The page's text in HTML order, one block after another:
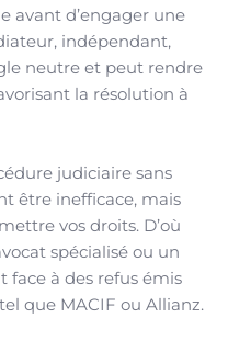
avant d’engager une
indépendant,
neutre et peut rendre
la résolution à
judiciaire sans
être inefficace, mais
vos droits. D’où
spécialisé ou un
face à des refus émis
que MACIF ou Allianz.